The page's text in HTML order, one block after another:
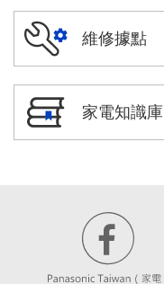
維修據點
家電知識庫